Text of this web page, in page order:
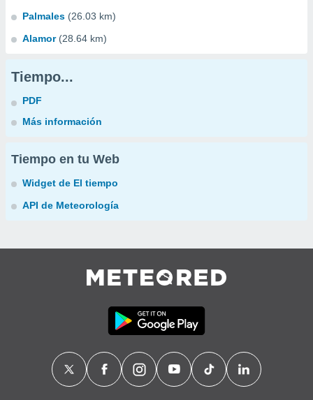
Palmales (26.03 km)
Alamor (28.64 km)
Tiempo...
PDF
Más información
Tiempo en tu Web
Widget de El tiempo
API de Meteorología